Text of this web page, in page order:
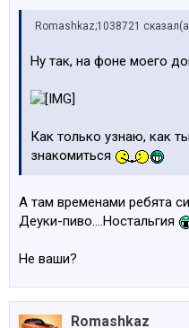
Romashkaz;1038721
Ну так, на фоне моего
Как только узнаю, как
знакомиться
А там временами ребята
Деуки-пиво....Ностальгия
Не ваши?
Romashkaz